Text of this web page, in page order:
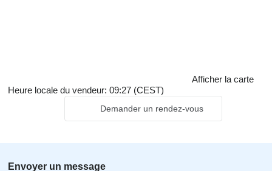
Afficher la carte
Heure locale du vendeur: 09:27 (CEST)
Demander un rendez-vous
Envoyer un message